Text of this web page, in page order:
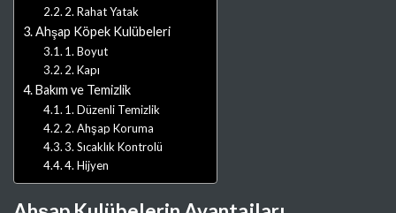
2. Rahat Yatak
Ahşap Köpek Kulübeleri
1. Boyut
2. Kapı
Bakım ve Temizlik
1. Düzenli Temizlik
2. Ahşap Koruma
3. Sıcaklık Kontrolü
4. Hijyen